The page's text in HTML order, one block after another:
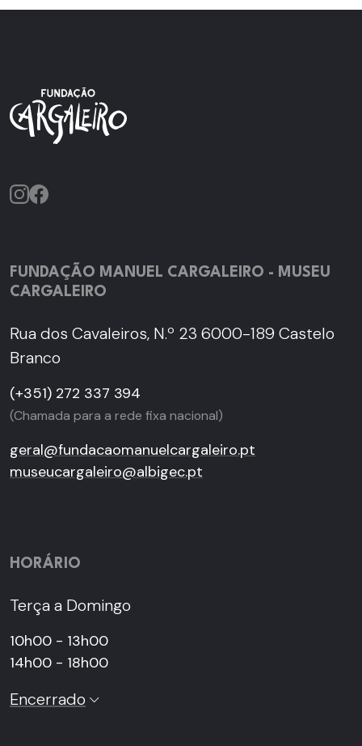
FUNDAÇÃO MANUEL CARGALEIRO - MUSEU
CARGALEIRO
Rua dos Cavaleiros, N.º 23 6000-189 Castelo
Branco
(+351) 272 337 394
(Chamada para a rede fixa nacional)
geral@fundacaomanuelcargaleiro.pt
museucargaleiro@albigec.pt
HORÁRIO
Terça a Domingo
10h00 - 13h00
14h00 - 18h00
Encerrado